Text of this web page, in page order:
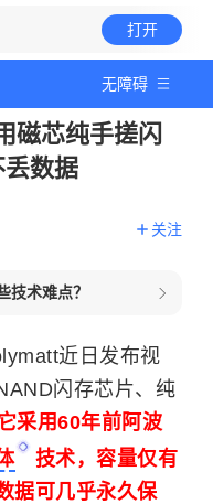
打开
无障碍
磁芯纯手搓闪
数据
关注
技术难点？
近日发布视
闪存芯片、纯
采用60年前阿波
技术，容量仅有
据可几乎永久保